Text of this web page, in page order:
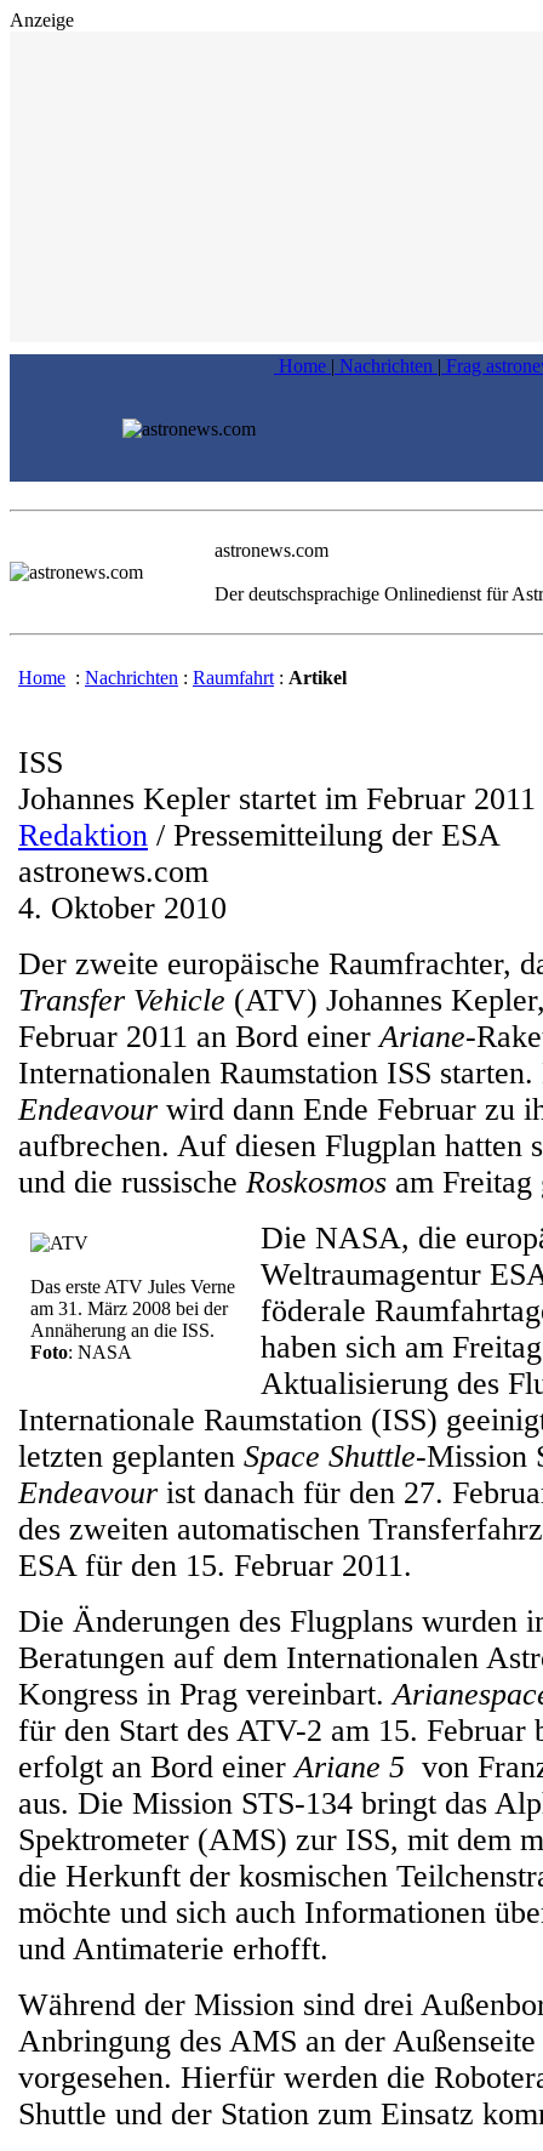
Anzeige
Home | Nachrichten | Frag
astronews.com
Der deutschsprachige Onlinedienst für
Home : Nachrichten : Raumfahrt : Artikel
ISS
Johannes Kepler startet im Februar 2011
Redaktion / Pressemitteilung der ESA
astronews.com
4. Oktober 2010
Der zweite europäische Raumfrachter,
Transfer Vehicle (ATV) Johannes
Februar 2011 an Bord einerAriane-
Internationalen Raumstation ISS
Endeavour wird dann Ende Februar zu
aufbrechen. Auf diesen Flugplan hatten
und die russische Roskosmos am Freitag
Das erste ATV Jules Verne
am 31. März 2008 bei der
Annäherung an die ISS.
Foto: NASA
Die NASA, die
Weltraumagentur
föderale
haben sich am
Aktualisierung des
Internationale Raumstation (ISS)
letzten geplanten Space Shuttle-Mission
Endeavour ist danach für den 27.
des zweiten automatischen
ESA für den 15. Februar 2011.
Die Änderungen des Flugplans wurden
Beratungen auf dem Internationalen
Kongress in Prag vereinbart.
für den Start des ATV-2 am 15. Februar
erfolgt an Bord einerAriane 5 von
aus. Die Mission STS-134 bringt das
Spektrometer (AMS) zur ISS, mit dem
die Herkunft der kosmischen
möchte und sich auch Informationen
und Antimaterie erhofft.
Während der Mission sind drei
Anbringung des AMS an der
vorgesehen. Hierfür werden die
Shuttle und der Station zum Einsatz